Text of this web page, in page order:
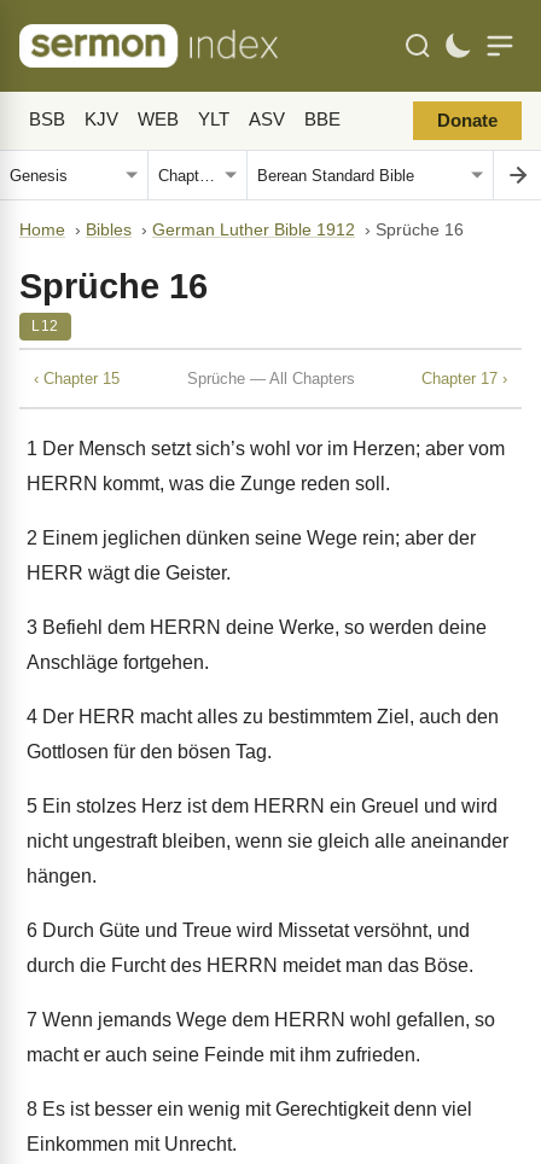
BSB KJV WEB YLT ASV BBE Donate
Home › Bibles › German Luther Bible 1912 › Sprüche 16
Sprüche 16
L12
‹ Chapter 15 Sprüche — All Chapters Chapter 17 ›
1 Der Mensch setzt sich’s wohl vor im Herzen; aber vom
HERRN kommt, was die Zunge reden soll.
2 Einem jeglichen dünken seine Wege rein; aber der
HERR wägt die Geister.
3 Befiehl dem HERRN deine Werke, so werden deine
Anschläge fortgehen.
4 Der HERR macht alles zu bestimmtem Ziel, auch den
Gottlosen für den bösen Tag.
5 Ein stolzes Herz ist dem HERRN ein Greuel und wird
nicht ungestraft bleiben, wenn sie gleich alle aneinander
hängen.
6 Durch Güte und Treue wird Missetat versöhnt, und
durch die Furcht des HERRN meidet man das Böse.
7 Wenn jemands Wege dem HERRN wohl gefallen, so
macht er auch seine Feinde mit ihm zufrieden.
8 Es ist besser ein wenig mit Gerechtigkeit denn viel
Einkommen mit Unrecht.